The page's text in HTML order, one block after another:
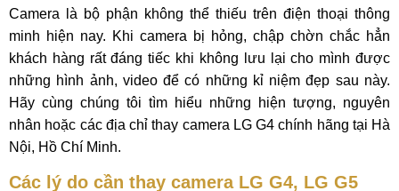
Camera là bộ phận không thể thiếu trên điện thoại thông
minh hiện nay. Khi camera bị hỏng, chập chờn chắc hẳn
khách hàng rất đáng tiếc khi không lưu lại cho mình được
những hình ảnh, video để có những kỉ niệm đẹp sau này.
Hãy cùng chúng tôi tìm hiểu những hiện tượng, nguyên
nhân hoặc các địa chỉ thay camera LG G4 chính hãng tại Hà
Nội, Hồ Chí Minh.
Các lý do cần thay camera LG G4, LG G5